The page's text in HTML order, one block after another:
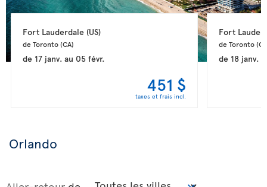
Fort Lauderdale (US)
de Toronto (CA)
de 17 janv.au 05 févr.
451 $
taxes et frais incl.
Fort
de Toronto
de 18 janv.
Orlando